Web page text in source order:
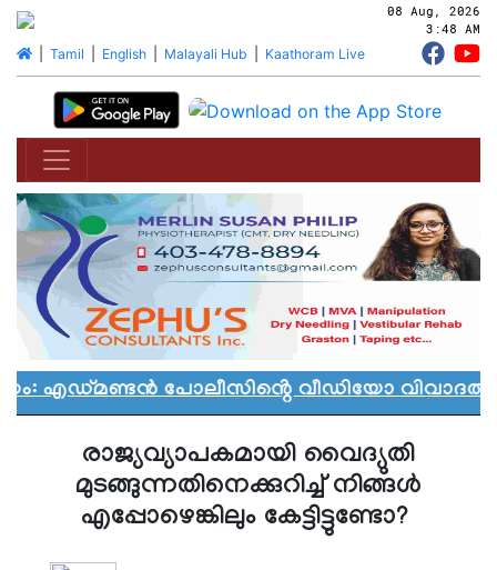
08 Aug, 2026
3:48 AM
| Tamil English| Malayali Hub Kaathoram Live
പോലീസിൻ്റെ വീഡിയോ വിവാദത്തിൽ
രാജ്യവ്യാപകമായി വൈദ്യുതി
മുടങ്ങുന്നതിനെക്കുറിച്ച് നിങ്ങള്‍
എപ്പോഴെങ്കിലും കേട്ടിട്ടുണ്ടോ?